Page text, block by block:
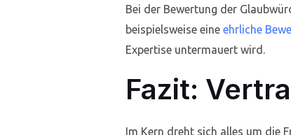
Bei der Bewertung der
beispielsweise eine ehrliche
Expertise untermauert wird.
Fazit:
Im Kern dreht sich alles um die